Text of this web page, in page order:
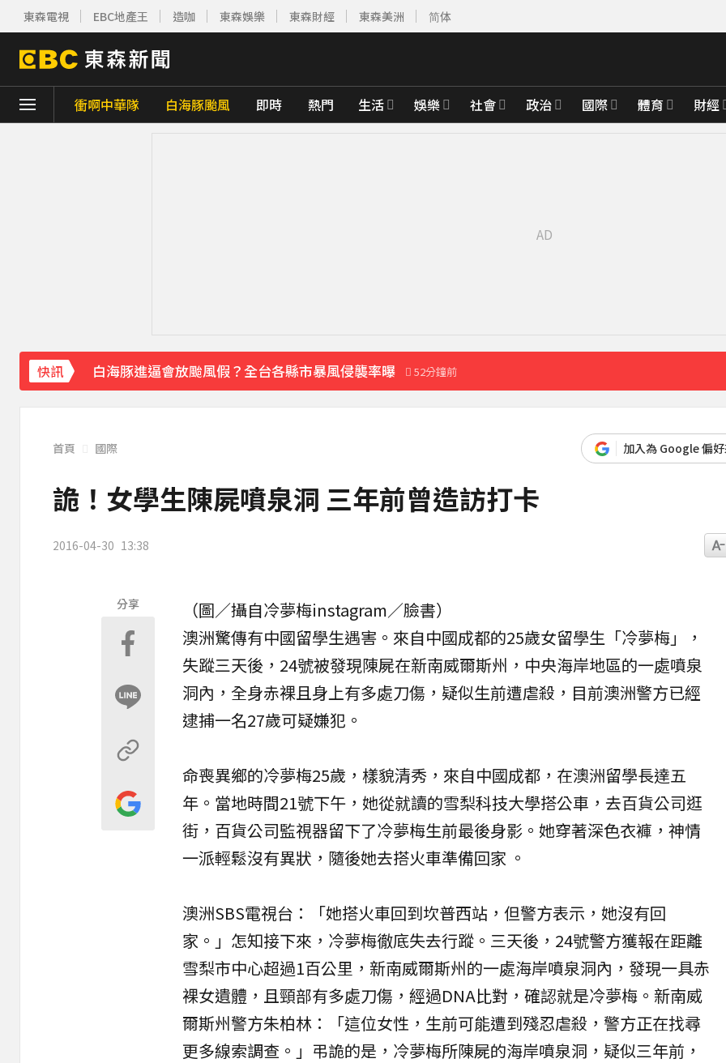
東森電視 EBC地產王 造咖 東森娛樂 東森財經 東森美洲 简体
衝啊中華隊 白海豚颱風 即時 熱門 生活 娛樂 社會 政治 國際 體育 財經
快訊 白海豚進逼會放颱風假？全台各縣市暴風侵襲率曝 52分鐘前
《理財達人秀》X 安聯投信免費講座報名中！搶先卡位 2027
下載東森App，隨時掌握天下大小事！
川普簽署行政命令！限縮出生公民權並禁生育旅遊
27分鐘前
首頁 國際 加入為 Google 偏
詭！女學生陳屍噴泉洞 三年前曾造訪打卡
2016-04-30 13:38
分享 （圖／攝自冷夢梅instagram／臉書）
澳洲驚傳有中國留學生遇害 。來自中國成都的25歲女留學生「冷夢梅」，
失蹤三天後，24號被發現陳屍在新南威爾斯州，中央海岸地區的一處噴泉
洞內，全身赤裸且身上有多處刀傷，疑似生前遭虐殺 ，目前澳洲警方已經
逮捕一名27歲可疑嫌犯。
命喪異鄉的冷夢梅25歲，樣貌清秀，來自中國成都，在澳洲留學長達五
年。當地時間21號下午，她從就讀的雪梨科技大學搭公車，去百貨公司逛
街，百貨公司監視器留下了冷夢梅生前最後身影。她穿著深色衣褲，神情
一派輕鬆沒有異狀，隨後她去搭火車準備回家 。
澳洲SBS電視台：「她搭火車回到坎普西站，但警方表示，她沒有回
家。」怎知接下來，冷夢梅徹底失去行蹤。三天後，24號警方獲報在距離
雪梨市中心超過1百公里，新南威爾斯州的一處海岸噴泉洞內，發現一具赤
裸女遺體，且頸部有多處刀傷，經過DNA比對，確認就是冷夢梅。新南威
爾斯州警方朱柏林：「這位女性，生前可能遭到殘忍虐殺，警方正在找尋
更多線索調查。」弔詭的是，冷夢梅所陳屍的海岸噴泉洞，疑似三年前，